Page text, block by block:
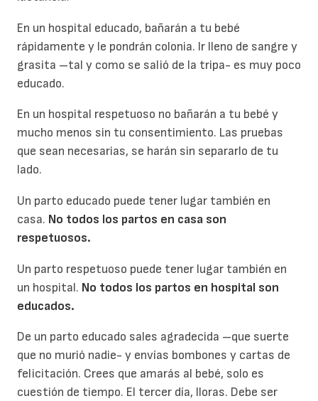
En un hospital educado, bañarán a tu bebé
rápidamente y le pondrán colonia. Ir lleno de sangre y
grasita –tal y como se salió de la tripa- es muy poco
educado.
En un hospital respetuoso no bañarán a tu bebé y
mucho menos sin tu consentimiento. Las pruebas
que sean necesarias, se harán sin separarlo de tu
lado.
Un parto educado puede tener lugar también en
casa. No todos los partos en casa son
respetuosos.
Un parto respetuoso puede tener lugar también en
un hospital. No todos los partos en hospital son
educados.
De un parto educado sales agradecida –que suerte
que no murió nadie- y envías bombones y cartas de
felicitación. Crees que amarás al bebé, solo es
cuestión de tiempo. El tercer día, lloras. Debe ser